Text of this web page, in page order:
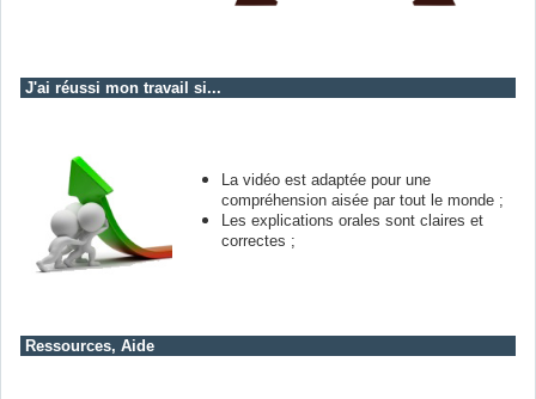
J'ai réussi mon travail si...
La vidéo est adaptée pour une
compréhension aisée par tout le monde ;
Les explications orales sont claires et
correctes ;
Ressources, Aide